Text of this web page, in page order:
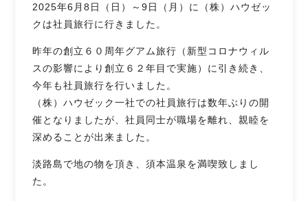
2025年6月8日（日）～9日（月）に（株）ハウゼッ
クは社員旅行に行きました。
昨年の創立６０周年グアム旅行（新型コロナウィル
スの影響により創立６２年目で実施）に引き続き、
今年も社員旅行を行いました。
（株）ハウゼック一社での社員旅行は数年ぶりの開
催となりましたが、社員同士が職場を離れ、親睦を
深めることが出来ました。
淡路島で地の物を頂き、須本温泉を満喫致しまし
た。